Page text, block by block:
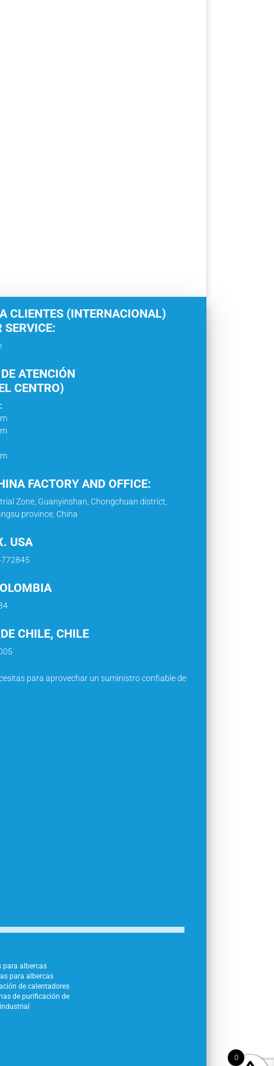
CLIENTES (INTERNACIONAL)
SERVICE:
ATENCIÓN
CENTRO)
FACTORY AND OFFICE:
Zone, Guanyinshan, Chongchuan district,
province, China
USA
CHILE, CHILE
para aprovechar un suministro confiable de
para albercas
para albercas
de calentadores
de purificación de
0